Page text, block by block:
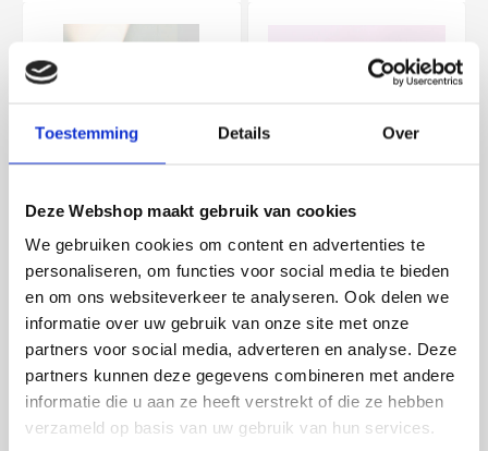
Toestemming Details Over
Deze Webshop maakt gebruik van cookies
We gebruiken cookies om content en advertenties te
personaliseren, om functies voor social media te bieden
en om ons websiteverkeer te analyseren. Ook delen we
informatie over uw gebruik van onze site met onze
partners voor social media, adverteren en analyse. Deze
partners kunnen deze gegevens combineren met andere
informatie die u aan ze heeft verstrekt of die ze hebben
verzameld op basis van uw gebruik van hun services.
87,50
43319
In voorraad
In winkelwagen
LED
45176
In voorraad
In winkelwagen
Scherpe prijzen
Snelle levering